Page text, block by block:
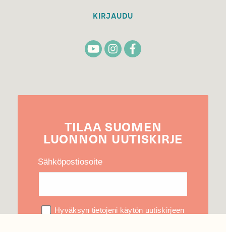
KIRJAUDU
TILAA SUOMEN
LUONNON UUTIS­KIRJE
Sähköpostiosoite
Hyväksyn tietojeni käytön uutiskirjeen